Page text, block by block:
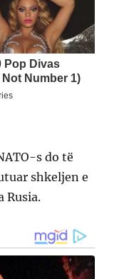
s do të
shkeljen e
Rusia.